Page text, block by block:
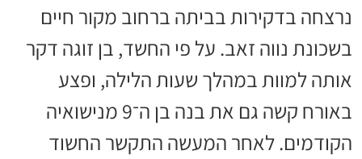
נרצחה בדקירות בביתה ברחוב מקור חיים
בשכונת נווה זאב. על פי החשד, בן זוגה דקר
אותה למוות במהלך שעות הלילה, ופצע
באורח קשה גם את בנה בן ה־9 מנישואיה
הקודמים. לאחר המעשה התקשר החשוד